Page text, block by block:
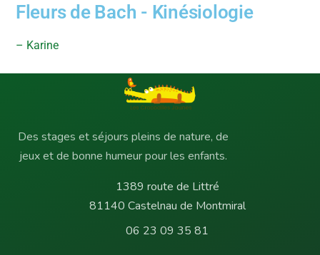
Fleurs de Bach - Kinésiologie
– Karine
Des stages et séjours pleins de nature, de
jeux et de bonne humeur pour les enfants.
1389 route de Littré
81140 Castelnau de Montmiral
06 23 09 35 81